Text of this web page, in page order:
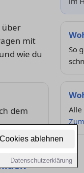
ablehnen
Datenschutzerklärung
über
mit
wie du
dem
So
Alle